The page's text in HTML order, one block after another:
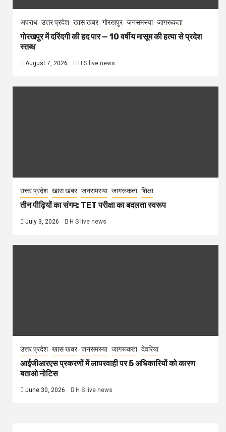
अपराध उत्तर प्रदेश खास खबर गोरखपुर जनसमस्या जागरूकता
गोरखपुर में दरिंदगी की हद पार — 10 वर्षीय मासूम की हत्या से प्रदेश
स्तब्ध
August 7, 2026 H S live news
उत्तर प्रदेश खास खबर जनसमस्या जागरूकता शिक्षा
तीन पीढ़ियों का संगम: TET परीक्षा का बदलता स्वरूप
July 3, 2026 H S live news
उत्तर प्रदेश खास खबर जनसमस्या जागरूकता देवरिया
आईजीआरएस प्रकरणों में लापरवाही पर 5 अधिकारियों को कारण
बताओ नोटिस
June 30, 2026 H S live news